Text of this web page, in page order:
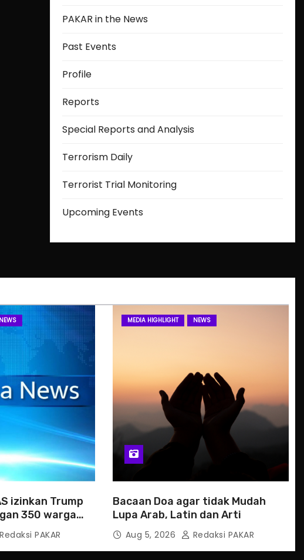
PAKAR in the News
Past Events
Profile
Reports
Special Reports and Analysis
Terrorism Daily
Terrorist Trial Monitoring
Upcoming Events
NEWS
izinkan Trump
350 warga
Redaksi PAKAR
MEDIA HIGHLIGHT NEWS
Bacaan Doa agar tidak Mudah
Lupa Arab, Latin dan Arti
Aug 5, 2026 Redaksi PAKAR